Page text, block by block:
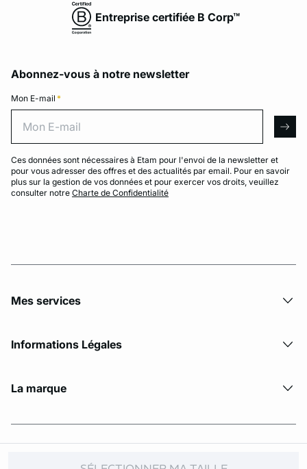
Entreprise certifiée B Corp™
Abonnez-vous à notre newsletter
Mon E-mail *
Ces données sont nécessaires à Etam pour l'envoi de la newsletter et
pour vous adresser des offres et des actualités par email. Pour en savoir
plus sur la gestion de vos données et pour exercer vos droits, veuillez
consulter notre Charte de Confidentialité
Mes services
Informations Légales
La marque